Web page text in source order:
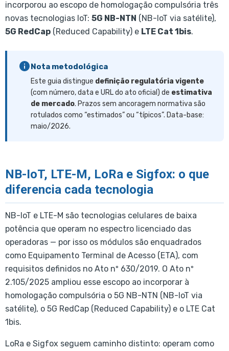
incorporou ao escopo de homologação compulsória três
novas tecnologias IoT: 5G NB-NTN (NB-IoT via satélite),
5G RedCap (Reduced Capability) e LTE Cat 1bis.
Nota metodológica
Este guia distingue definição regulatória vigente
(com número, data e URL do ato oficial) de estimativa
de mercado. Prazos sem ancoragem normativa são
rotulados como “estimados” ou “típicos”. Data-base:
maio/2026.
NB-IoT, LTE-M, LoRa e Sigfox: o que
diferencia cada tecnologia
NB-IoT e LTE-M são tecnologias celulares de baixa
potência que operam no espectro licenciado das
operadoras — por isso os módulos são enquadrados
como Equipamento Terminal de Acesso (ETA), com
requisitos definidos no Ato nº 630/2019. O Ato nº
2.105/2025 ampliou esse escopo ao incorporar à
homologação compulsória o 5G NB-NTN (NB-IoT via
satélite), o 5G RedCap (Reduced Capability) e o LTE Cat
1bis.
LoRa e Sigfox seguem caminho distinto: operam como